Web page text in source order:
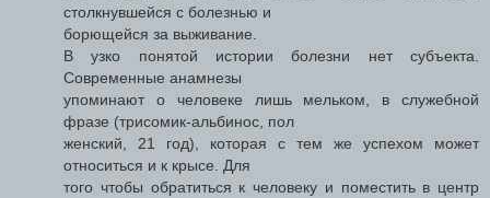
столкнувшейся с болезнью и
борющейся за выживание.
В узко понятой истории болезни нет субъекта.
Современные анамнезы
упоминают о человеке лишь мельком, в служебной
фразе (трисомик-альбинос, пол
женский, 21 год), которая с тем же успехом может
относиться и к крысе. Для
того чтобы обратиться к человеку и поместить в центр